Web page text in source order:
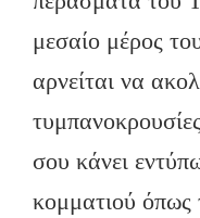
μεσαίο μέρος
αρνείται να
σου κάνει
κομματιού